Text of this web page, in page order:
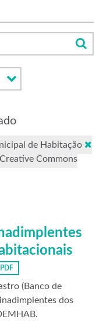
de Habitação
Creative Commons
PDF
(Banco de
dos